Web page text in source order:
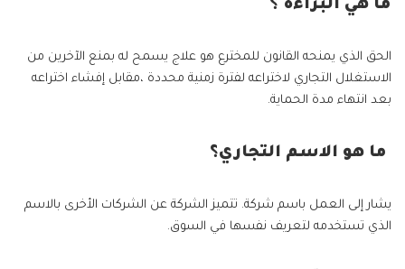
ما هي البراءة ؟
الحق الذي يمنحه القانون للمخترع هو علاج يسمح له بمنع الآخرين من
الاستغلال التجاري لاختراعه لفترة زمنية محددة ،مقابل إفشاء اختراعه
بعد انتهاء مدة الحماية.
ما هو الاسم التجاري؟
يشار إلى العمل باسم شركة. تتميز الشركة عن الشركات الأخرى بالاسم
الذي تستخدمه لتعريف نفسها في السوق.